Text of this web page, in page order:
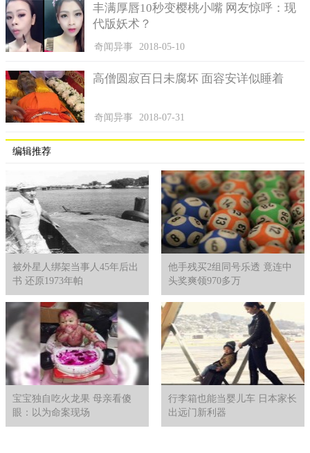
丰满厚唇10秒变樱桃小嘴 网友惊呼：现
代版妖术？
奇闻异事 2018-05-10
高僧圆寂百日未腐坏 面容安详似睡着
奇闻异事 2018-07-31
编辑推荐
被外星人绑架当事人45年后出
书 还原1973年帕
他手残买2组同号乐透 竟连中
头奖爽领970多万
宝宝独自吃火龙果 母亲看傻
眼：以为命案现场
行李箱也能当婴儿车 日本家长
出远门新利器